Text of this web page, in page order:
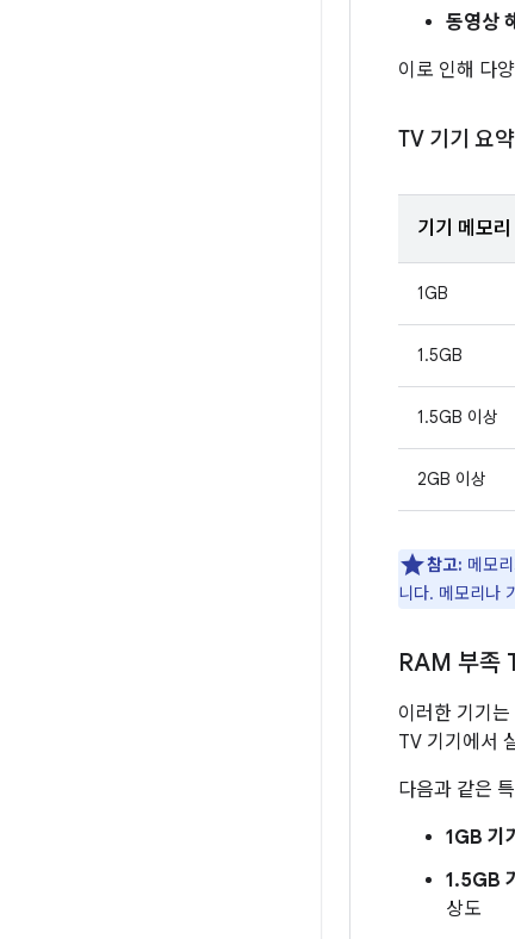
동영상
이로 인해 다
TV 기기 요약
기기 메모리
1GB
1.5GB
1.5GB 이상
2GB 이상
참고: 메모
니다. 메모리나
RAM 부족
이러한 기기는
TV 기기에서
다음과 같은
1GB 기기
1.5GB
상도